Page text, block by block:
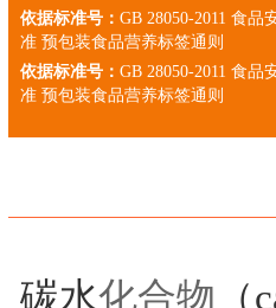
依据标准号： GB 28050-2011 食品
准 预包装食品营养标签通则
依据标准号： GB 28050-2011 食品
准 预包装食品营养标签通则
碳水化合物